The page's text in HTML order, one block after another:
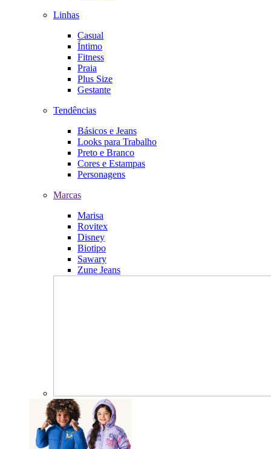
Linhas
Casual
Íntimo
Fitness
Praia
Plus Size
Gestante
Tendências
Básicos e Jeans
Looks para Trabalho
Preto e Branco
Cores e Estampas
Personagens
Marcas
Marisa
Rovitex
Disney
Biotipo
Sawary
Zune Jeans